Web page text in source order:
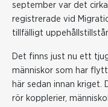
september var det
registrerade vid
tillfälligt
Det finns just nu ett
människor som har
här sedan innan kriget.
rör kopplerier,